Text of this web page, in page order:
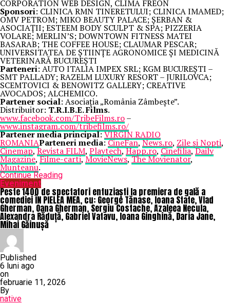
CORPORATION WEB DESIGN, CLIMA FREON
Sponsori: CLINICA RMN TINERETULUI; CLINICA IMAMED;
OMV PETROM; MIKO BEAUTY PALACE; ȘERBAN &
ASOCIAȚII; ESTEEM BODY SCULPT & SPA; PIZZERIA
VOLARE; MERLIN’S; DOWNTOWN FITNESS MATEI
BASARAB; THE COFFEE HOUSE; CLAUMAR PESCAR;
UNIVERSITATEA DE ȘTIINȚE AGRONOMICE ȘI MEDICINĂ
VETERINARĂ BUCUREȘTI
Parteneri: AUTO ITALIA IMPEX SRL; KGM BUCUREȘTI –
SMT PALLADY; RAZELM LUXURY RESORT – JURILOVCA;
SCEMTOVICI & BENOWITZ GALLERY; CREATIVE
AVOCADOS; ALCHEMICO.
Partener social: Asociația „România Zâmbește”.
Distribuitor: T.R.I.B.E. Films.
www.facebook.com/TribeFilms.ro–
www.instagram.com/tribefilms.ro/
Partener media principal:VIRGIN RADIO
ROMANIAParteneri media:CineFan,News.ro, Zile și Nopți,
Cinemap,Revista FILM, Playtech,Happ.ro,Cinefilia,Daily
Magazine,Filme-carti,MovieNews,The Movienator,
Munteanu.
Continue Reading
Eveniment
Peste 1400 de spectatori entuziaști la premiera de gală a
comediei ÎN PIELEA MEA, cu: George Tănase, Ioana State, Vlad
Gherman, Oana Gherman, Sergiu Costache, Azaleea Necula,
Alexandra Răduță, Gabriel Vatavu, Ioana Ginghină, Daria Jane,
Mihai Găinușă
Published
6 luni ago
on
februarie 11, 2026
By
native